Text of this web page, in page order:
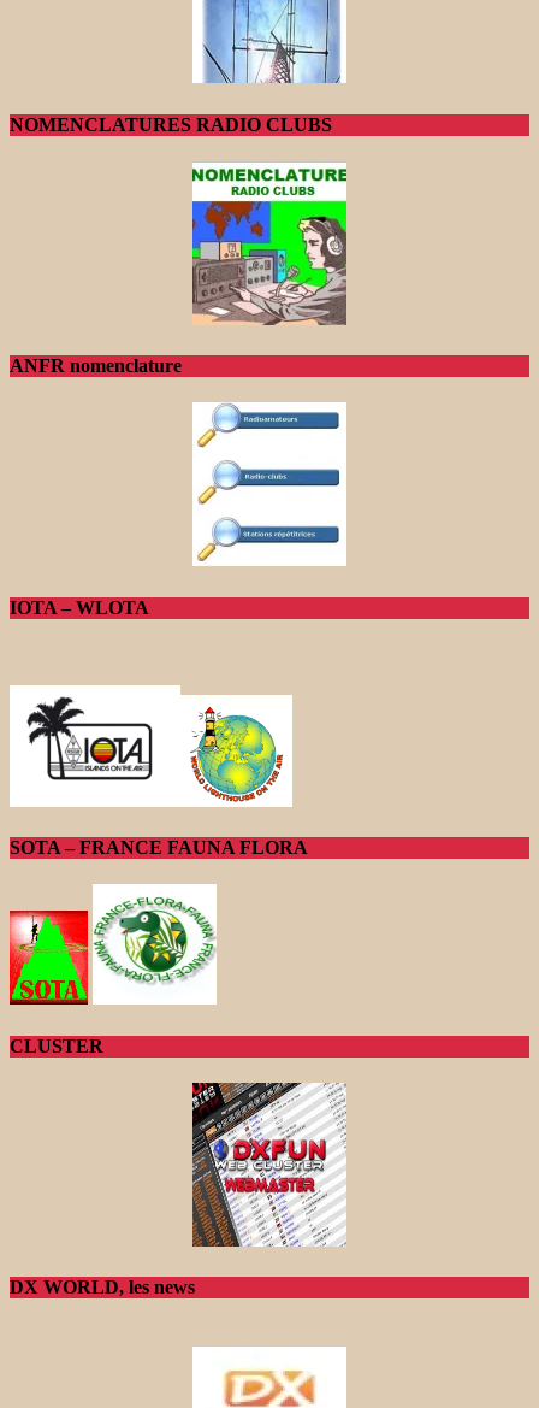
NOMENCLATURES RADIO CLUBS
ANFR nomenclature
IOTA – WLOTA
SOTA – FRANCE FAUNA FLORA
CLUSTER
DX WORLD, les news